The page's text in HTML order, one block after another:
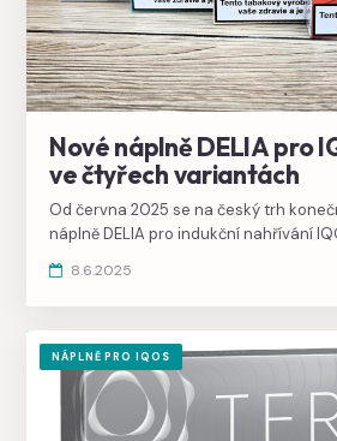
Nové náplně DELIA pro
ve čtyřech variantách
Od června 2025 se na český trh
náplně DELIA pro indukční nahřívání
budou celkem čtyři varianty s
8.6.2025
NÁPLNĚ PRO IQOS